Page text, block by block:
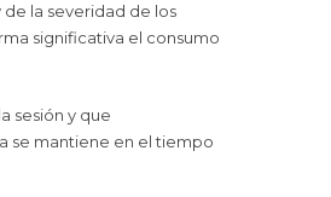
la severidad de los
significativa el consumo
sesión y que
se mantiene en el tiempo